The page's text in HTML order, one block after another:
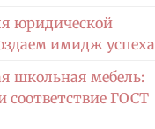
юридической
имидж успеха
школьная мебель:
соответствие ГОСТ